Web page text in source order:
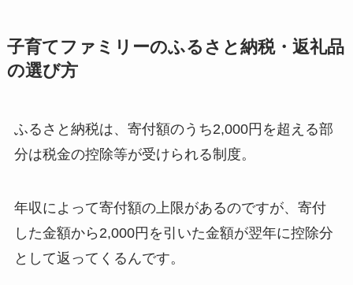
子育てファミリーのふるさと納税・返礼品
の選び方
ふるさと納税は、寄付額のうち2,000円を超える部
分は税金の控除等が受けられる制度。
年収によって寄付額の上限があるのですが、寄付
した金額から2,000円を引いた金額が翌年に控除分
として返ってくるんです。